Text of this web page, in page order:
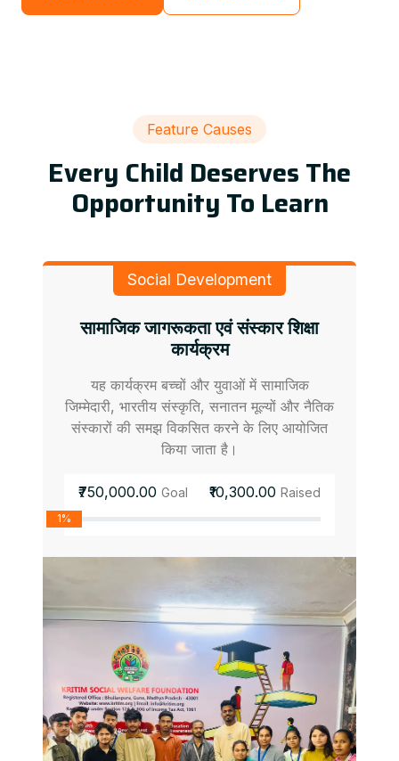
Feature Causes
Every Child Deserves The
Opportunity To Learn
Social Development
सामाजिक जागरूकता एवं संस्कार शिक्षा
कार्यक्रम
यह कार्यक्रम बच्चों और युवाओं में सामाजिक
जिम्मेदारी, भारतीय संस्कृति, सनातन मूल्यों और नैतिक
संस्कारों की समझ विकसित करने के लिए आयोजित
किया जाता है।
₹750,000.00 Goal ₹10,300.00 Raised
1%